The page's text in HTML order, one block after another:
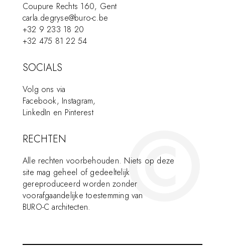
Coupure Rechts 160, Gent
carla.degryse@buro-c.be
+32 9 233 18 20
+32 475 81 22 54
SOCIALS
Volg ons via
Facebook, Instagram,
LinkedIn en Pinterest
RECHTEN
Alle rechten voorbehouden. Niets op deze
site mag geheel of gedeeltelijk
gereproduceerd worden zonder
voorafgaandelijke toestemming van
BURO-C architecten.